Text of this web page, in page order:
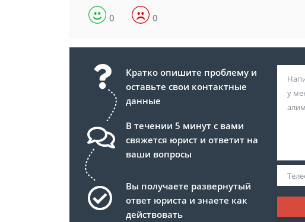
0 0
Кратко опишите проблему и
оставьте свои контактные
данные
В течении 5 минут с вами
свяжется юрист и ответит на
ваши вопросы
Вы получаете развернутый
ответ юриста и знаете как
действовать